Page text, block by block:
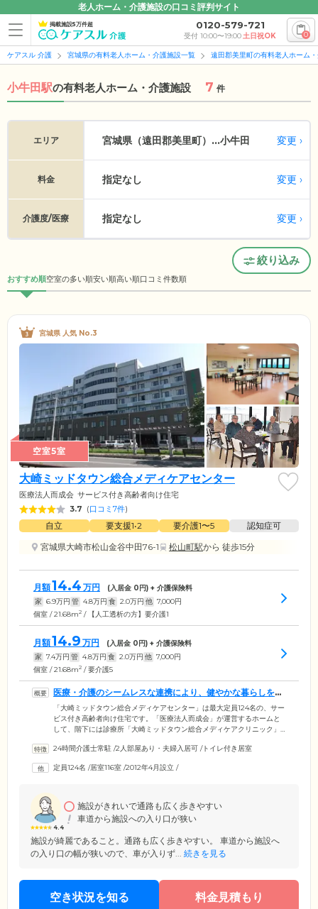
老人ホーム・介護施設の口コミ評判サイト
掲載施設5万件超 0120-579-721
受付 10:00〜19:00土日祝OK 0
ケアスル 介護 宮城県の有料老人ホーム・介護施設一覧 遠田郡美里町の有料老人ホーム
小牛田駅の有料老人ホーム・介護施設 7 件
エリア 宮城県（遠田郡美里町）...小牛田 変更
料金 指定なし 変更
介護度/医療 指定なし 変更
絞り込み
おすすめ順空室の多い順安い順高い順口コミ件数順
宮城県 人気 No.3
空室5室
大崎ミッドタウン総合メディケアセンター
医療法人而成会 サービス付き高齢者向け住宅
3.7 (口コミ7件)
自立 要支援1•2 要介護1〜5
認知症可
宮城県大崎市松山金谷中田76-1
松山町駅から 徒歩15分
月額14.4 万円 (入居金 0円) + 介護保険料
家 6.9万円 管 4.8万円 食 2.0万円 他 7,000円
個室 / 21.68m2 / 【人工透析の方】要介護1
月額14.9 万円 (入居金 0円) + 介護保険料
家 7.4万円 管 4.8万円 食 2.0万円 他 7,000円
個室 / 21.68m2 / 要介護5
医療・介護のシームレスな連携により、健やかな暮らしをお
守りしています
「大崎ミッドタウン総合メディケアセンター」は最大定員124名の、サー
ビス付き高齢者向け住宅です。「医療法人而成会」が運営するホームと
して、階下には診療所「大崎ミッドタウン総合メディケアクリニック」
さまの健やかな暮らしをお守りしています。「人工透析対応型」「介護
た専門性の高いサポートを行っているため、医療ニーズの高い方やご自
24時間介護士常駐 /2人部屋あり・夫婦入居可 /トイレ付き居室
定員124名 /居室116室 /2012年4月設立 /
4.4
施設がきれいで通路も広く歩きやすい
車道から施設への入り口が狭い
施設が綺麗であること。通路も広く歩きやすい。 車道から施設へ
の入り口の幅が狭いので、車が入りず... 続きを見る
空き状況を知る 料金見積もり